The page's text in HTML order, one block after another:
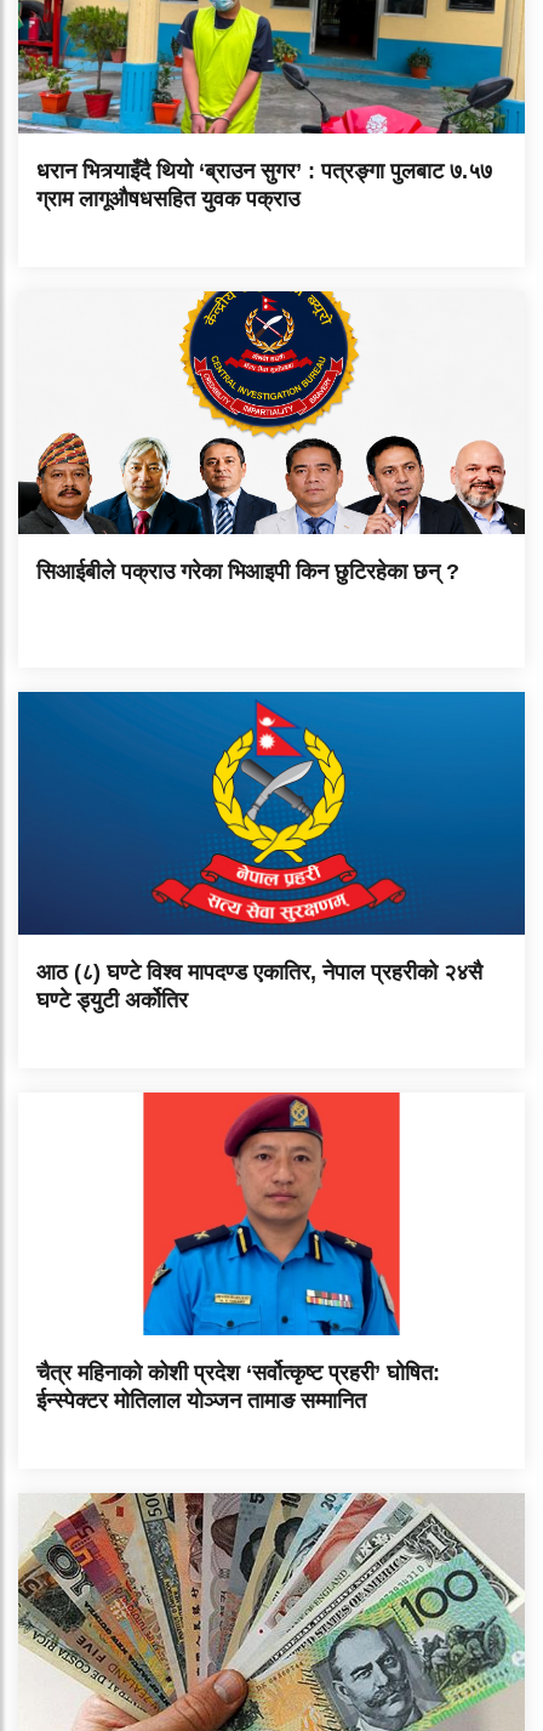
धरान भित्र्याइँदै थियो ‘ब्राउन सुगर’ : पत्रङ्गा पुलबाट ७.५७
ग्राम लागूऔषधसहित युवक पक्राउ
सिआईबीले पक्राउ गरेका भिआइपी किन छुटिरहेका छन् ?
आठ (८) घण्टे विश्व मापदण्ड एकातिर, नेपाल प्रहरीको २४सै
घण्टे ड्युटी अर्कोतिर
चैत्र महिनाको कोशी प्रदेश ‘सर्वोत्कृष्ट प्रहरी’ घोषित:
ईन्स्पेक्टर मोतिलाल योञ्जन तामाङ सम्मानित